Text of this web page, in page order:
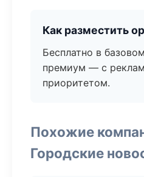
Как разместить
Бесплатно в
премиум — с
приоритетом.
Похожие
Городские